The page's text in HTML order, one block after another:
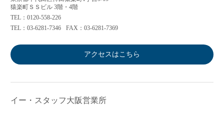
猿楽町ＳＳビル 3階・4階
TEL：0120-558-226
TEL：03-6281-7346
FAX：03-6281-7369
アクセスはこちら
イー・スタッフ大阪営業所